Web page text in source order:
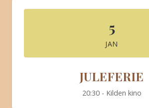
5
JAN
JULEFERIE
20:30 - Kilden kino